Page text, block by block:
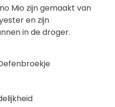
Mio zijn gemaakt van
en zijn
in de droger.